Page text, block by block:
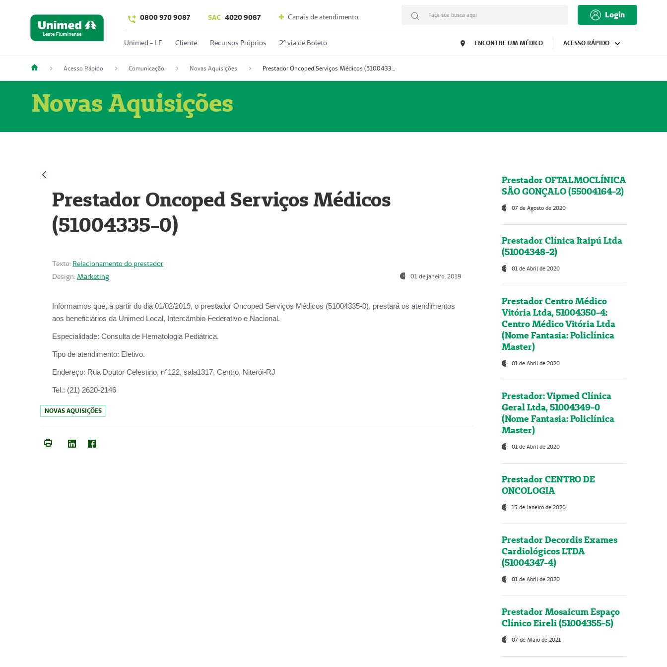
0800 970 9087 SAC 4020 9087 Canais de atendimento Faça sua busca aqui Login
Unimed - LF Cliente Recursos Próprios 2º via de Boleto ENCONTRE UM MÉDICO ACESSO RÁPIDO
Acesso Rápido Comunicação Novas Aquisições Prestador Oncoped Serviços Médicos (51004335-0)
Novas Aquisições
Prestador Oncoped Serviços Médicos
(51004335-0)
Texto: Relacionamento do prestador
Design: Marketing 01 de janeiro, 2019
Informamos que, a partir do dia 01/02/2019, o prestador Oncoped Serviços Médicos (51004335-0), prestará os atendimentos
aos beneficiários da Unimed Local, Intercâmbio Federativo e Nacional.
Especialidade: Consulta de Hematologia Pediátrica.
Tipo de atendimento: Eletivo.
Endereço: Rua Doutor Celestino, n°122, sala1317, Centro, Niterói-RJ
Tel.: (21) 2620-2146
NOVAS AQUISIÇÕES
Prestador OFTALMOCLÍNICA
SÃO GONÇALO (55004164-2)
07 de Agosto de 2020
Prestador Clínica Itaipú Ltda
(51004348-2)
01 de Abril de 2020
Prestador Centro Médico
Vitória Ltda, 51004350-4:
Centro Médico Vitória Ltda
(Nome Fantasia: Policlínica
Master)
01 de Abril de 2020
Prestador: Vipmed Clínica
Geral Ltda, 51004349-0
(Nome Fantasia: Policlínica
Master)
01 de Abril de 2020
Prestador CENTRO DE
ONCOLOGIA
15 de Janeiro de 2020
Prestador Decordis Exames
Cardiológicos LTDA
(51004347-4)
01 de Abril de 2020
Prestador Mosaicum Espaço
Clínico Eireli (51004355-5)
07 de Maio de 2021